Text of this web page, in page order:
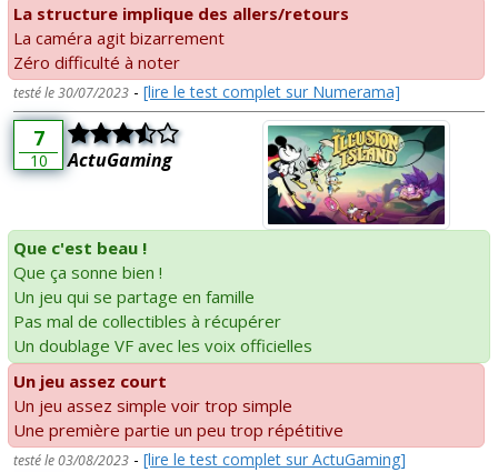
La structure implique des allers/retours
La caméra agit bizarrement
Zéro difficulté à noter
testé le 30/07/2023 - [lire le test complet sur Numerama]
7
10 ActuGaming
Que c'est beau !
Que ça sonne bien !
Un jeu qui se partage en famille
Pas mal de collectibles à récupérer
Un doublage VF avec les voix officielles
Un jeu assez court
Un jeu assez simple voir trop simple
Une première partie un peu trop répétitive
testé le 03/08/2023 - [lire le test complet sur ActuGaming]